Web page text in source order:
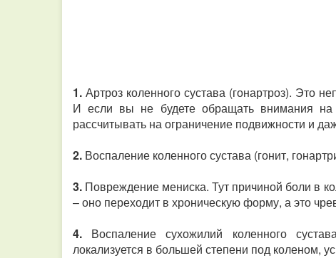
1. Артроз коленного сустава (гонартроз). Это
И если вы не будете обращать внимания на
рассчитывать на ограничение подвижности и
2. Воспаление коленного сустава (гонит,
3. Повреждение мениска. Тут причиной боли в
– оно переходит в хроническую форму, а это
4. Воспаление сухожилий коленного
локализуется в большей степени под коленом,